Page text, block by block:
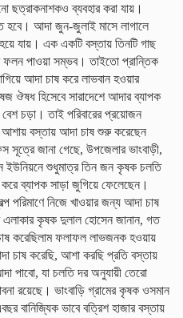
ব্যবহার করা যায়।
হবে। আদা জুন-জুলাই মাসে লাগালে
যায়। এক একটি বস্তায় তিনটি গাছ
পাওয়া সম্ভব। তাইতো প্রান্তিক
আদা চাষ করে লাভবান হওয়ার
ঔষধ হিসেবে সারাদেশে আদার ব্যাপক
বেশ চড়া। তাই পরিবারের প্রয়োজন
আশায় বস্তায় আদা চাষ শুরু করেছেন
সূত্রে জানা গেছে, উপজেলার ভাংবাড়ী,
ইউনিয়নে শুধুমাত্র তিন জন কৃষক চলতি
ব্যাপক সাড়া জুগিয়ে ফেলেছেন।
নিজে খাওয়ার জন্য আদা চাষ
এলাকার কৃষক দুলাল হোসেন জানান, গত
করেছিলাম ফলাফল লাভজনক হওয়ায়
চাষ করেছি, আশা করছি প্রতি বস্তায়
পাবো, যা চলতি দর অনুযায়ী তেরো
রয়েছে। ভাংবাড়ি গ্রামের কৃষক ওসমান
বানিজ্যিক ভাবে বত্রিশ হাজার বস্তায়